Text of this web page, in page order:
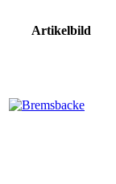
Artikelbild